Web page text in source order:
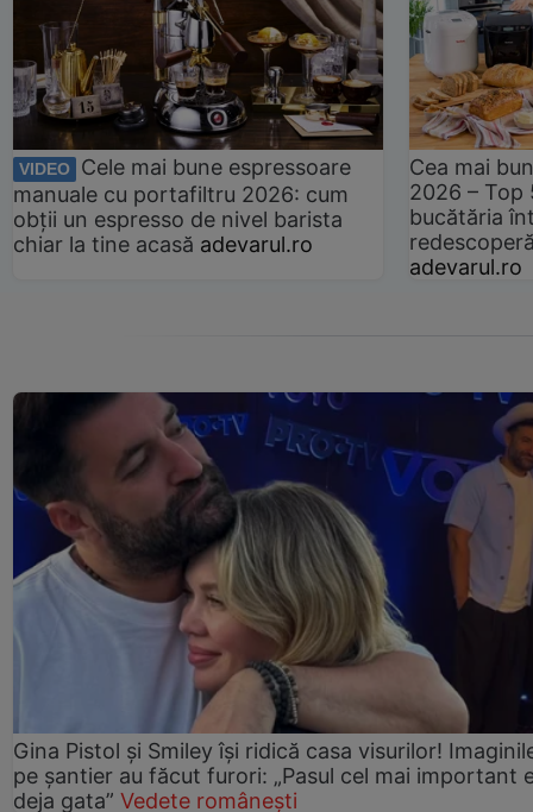
VIDEO
Cele mai bune espressoare
manuale cu portafiltru 2026: cum
obții un espresso de nivel barista
chiar la tine acasă adevarul.ro
Cea mai
2026 –
bucătăria
adevarul.ro
Gina Pistol și Smiley își ridică casa visurilor!
pe șantier au făcut furori: „Pasul cel mai important
deja gata” Vedete românești